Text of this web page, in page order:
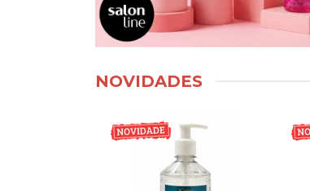
NOVIDADES